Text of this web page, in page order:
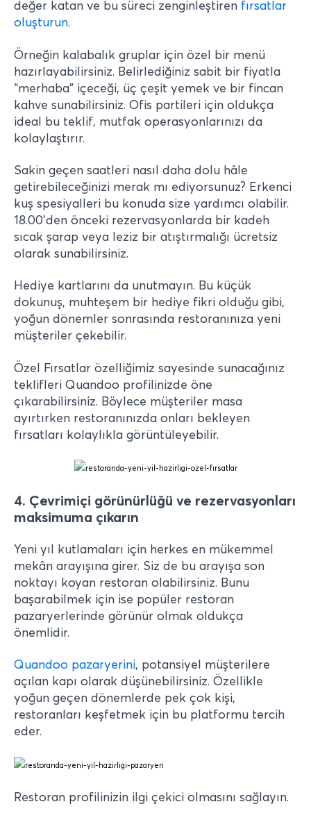
değer katan ve bu süreci zenginleştiren fırsatlar
oluşturun.
Örneğin kalabalık gruplar için özel bir menü
hazırlayabilirsiniz. Belirlediğiniz sabit bir fiyatla
“merhaba” içeceği, üç çeşit yemek ve bir fincan
kahve sunabilirsiniz. Ofis partileri için oldukça
ideal bu teklif, mutfak operasyonlarınızı da
kolaylaştırır.
Sakin geçen saatleri nasıl daha dolu hâle
getirebileceğinizi merak mı ediyorsunuz? Erkenci
kuş spesiyalleri bu konuda size yardımcı olabilir.
18.00’den önceki rezervasyonlarda bir kadeh
sıcak şarap veya leziz bir atıştırmalığı ücretsiz
olarak sunabilirsiniz.
Hediye kartlarını da unutmayın. Bu küçük
dokunuş, muhteşem bir hediye fikri olduğu gibi,
yoğun dönemler sonrasında restoranınıza yeni
müşteriler çekebilir.
Özel Fırsatlar özelliğimiz sayesinde sunacağınız
teklifleri Quandoo profilinizde öne
çıkarabilirsiniz. Böylece müşteriler masa
ayırtırken restoranınızda onları bekleyen
fırsatları kolaylıkla görüntüleyebilir.
4. Çevrimiçi görünürlüğü ve rezervasyonları
maksimuma çıkarın
Yeni yıl kutlamaları için herkes en mükemmel
mekân arayışına girer. Siz de bu arayışa son
noktayı koyan restoran olabilirsiniz. Bunu
başarabilmek için ise popüler restoran
pazaryerlerinde görünür olmak oldukça
önemlidir.
Quandoo pazaryerini, potansiyel müşterilere
açılan kapı olarak düşünebilirsiniz. Özellikle
yoğun geçen dönemlerde pek çok kişi,
restoranları keşfetmek için bu platformu tercih
eder.
Restoran profilinizin ilgi çekici olmasını sağlayın.